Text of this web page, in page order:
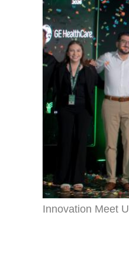
Innovation Meet